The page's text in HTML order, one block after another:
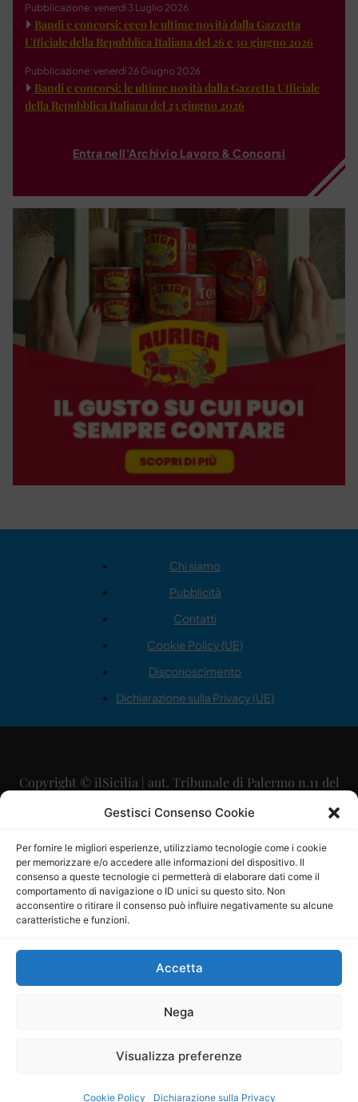
Gestisci Consenso Cookie
Per fornire le migliori esperienze, utilizziamo tecnologie come i cookie
per memorizzare e/o accedere alle informazioni del dispositivo. Il
consenso a queste tecnologie ci permetterà di elaborare dati come il
comportamento di navigazione o ID unici su questo sito. Non
acconsentire o ritirare il consenso può influire negativamente su alcune
caratteristiche e funzioni.
Accetta
Nega
Visualizza preferenze
Cookie Policy Dichiarazione sulla Privacy
Pubblicazione: venerdì 3 Luglio 2026
Bandi e concorsi: ecco le ultime novità dalla Gazzetta
Ufficiale della Repubblica Italiana del 26 e 30 giugno 2026
Pubblicazione: venerdì 26 Giugno 2026
Bandi e concorsi: le ultime novità dalla Gazzetta Ufficiale
della Repubblica Italiana del 23 giugno 2026
Entra nell'Archivio Lavoro & Concorsi
Chi siamo
Pubblicità
Contatti
Cookie Policy (UE)
Disconoscimento
Dichiarazione sulla Privacy (UE)
Copyright © ilSicilia | aut. Tribunale di Palermo n.11 del
29/09/2015
Direttore Editoriale: Maurizio Scaglione
Direttore Responsabile: Maria Calabrese
P.IVA: 06334930820
Mercurio Comunicazione Società Cooperativa a r.l. è
iscritta al Registro degli Operatori di Comunicazione al
Sito gestito daLa Digitale srl–info@ladigitale.it